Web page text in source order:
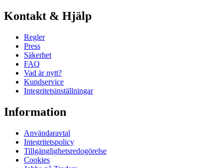
Kontakt & Hjälp
Regler
Press
Säkerhet
FAQ
Vad är nytt?
Kundservice
Integritetsinställningar
Information
Användaravtal
Integritetspolicy
Tillgänglighetsredogörelse
Cookies